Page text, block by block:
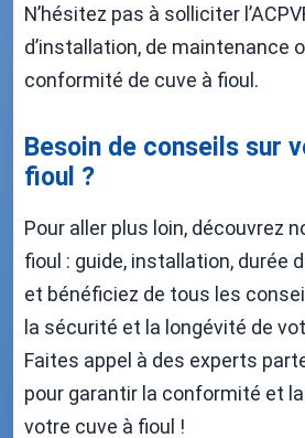
N’hésitez pas à solliciter
d’installation, de maintenance
conformité de cuve à fioul.
Besoin de conseils sur
fioul ?
Pour aller plus loin, découvrez
fioul : guide, installation, durée
et bénéficiez de tous les
la sécurité et la longévité de
Faites appel à des experts
pour garantir la conformité et
votre cuve à fioul !